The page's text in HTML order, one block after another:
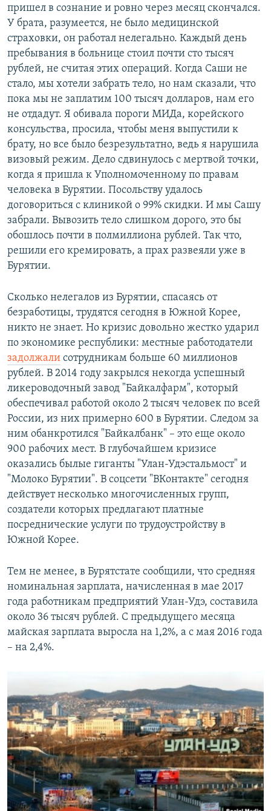
пришел в сознание и ровно через месяц скончался.
У брата, разумеется, не было медицинской
страховки, он работал нелегально. Каждый день
пребывания в больнице стоил почти сто тысяч
рублей, не считая этих операций. Когда Саши не
стало, мы хотели забрать тело, но нам сказали, что
пока мы не заплатим 100 тысяч долларов, нам его
не отдадут. Я обивала пороги МИДа, корейского
консульства, просила, чтобы меня выпустили к
брату, но все было безрезультатно, ведь я нарушила
визовый режим. Дело сдвинулось с мертвой точки,
когда я пришла к Уполномоченному по правам
человека в Бурятии. Посольству удалось
договориться с клиникой о 99% скидки. И мы Сашу
забрали. Вывозить тело слишком дорого, это бы
обошлось почти в полмиллиона рублей. Так что,
решили его кремировать, а прах развеяли уже в
Бурятии.
Сколько нелегалов из Бурятии, спасаясь от
безработицы, трудятся сегодня в Южной Корее,
никто не знает. Но кризис довольно жестко ударил
по экономике республики: местные работодатели
задолжали сотрудникам больше 60 миллионов
рублей. В 2014 году закрылся некогда успешный
ликероводочный завод "Байкалфарм", который
обеспечивал работой около 2 тысяч человек по всей
России, из них примерно 600 в Бурятии. Следом за
ним обанкротился "Байкалбанк" – это еще около
900 рабочих мест. В глубочайшем кризисе
оказались былые гиганты "Улан-Удэстальмост" и
"Молоко Бурятии". В соцсети "ВКонтакте" сегодня
действует несколько многочисленных групп,
создатели которых предлагают платные
посреднические услуги по трудоустройству в
Южной Корее.
Тем не менее, в Бурятстате сообщили, что средняя
номинальная зарплата, начисленная в мае 2017
года работникам предприятий Улан-Удэ, составила
около 36 тысяч рублей. С предыдущего месяца
майская зарплата выросла на 1,2%, а с мая 2016 года
– на 2,4%.